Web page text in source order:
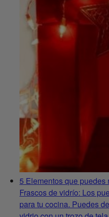
5 Elementos que puedes
Frascos de vidrío: Los
para tu cocina. Puedes